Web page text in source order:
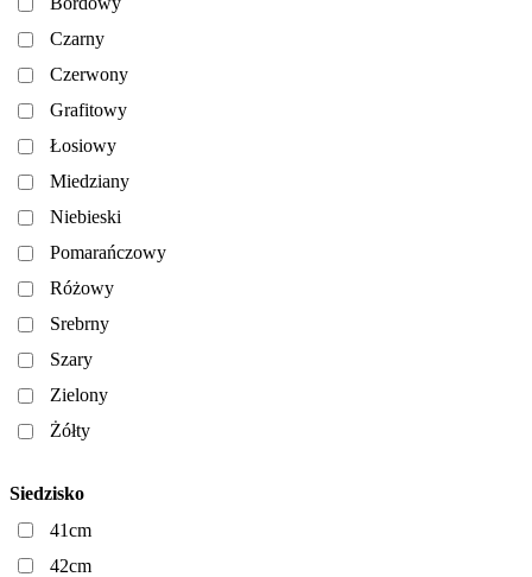
Czarny
Czerwony
Grafitowy
Łosiowy
Miedziany
Niebieski
Pomarańczowy
Różowy
Srebrny
Szary
Zielony
Żółty
Siedzisko
41cm
42cm